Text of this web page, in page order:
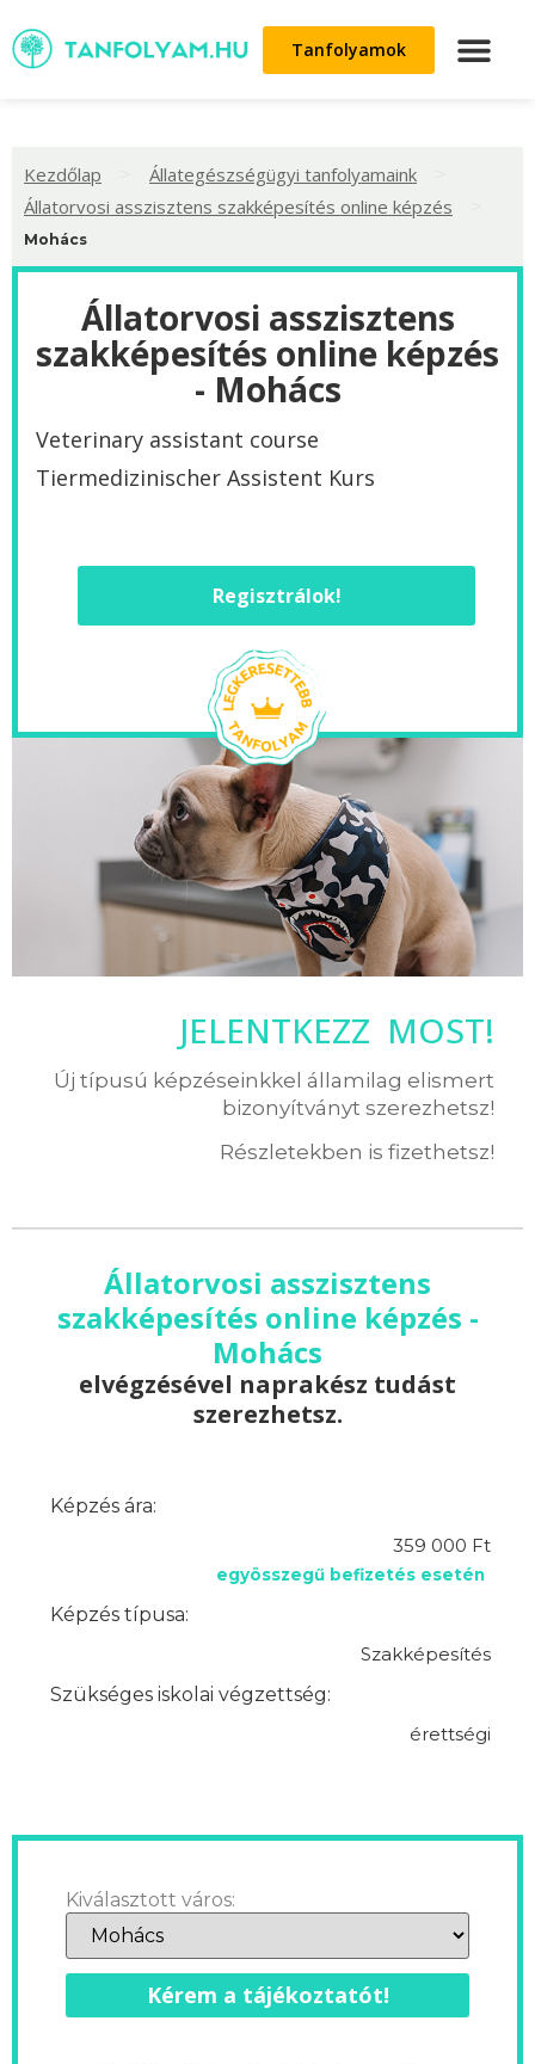
Tanfolyamok
Kezdőlap Állategészségügyi tanfolyamaink
Állatorvosi asszisztens szakképesítés online képzés
Mohács
Állatorvosi asszisztens
szakképesítés online képzés
- Mohács
Veterinary assistant course
Tiermedizinischer Assistent Kurs
Regisztrálok!
JELENTKEZZ MOST!
Új típusú képzéseinkkel államilag elismert
bizonyítványt szerezhetsz!
Részletekben is fizethetsz!
Állatorvosi asszisztens
szakképesítés online képzés -
Mohács
elvégzésével naprakész tudást
szerezhetsz.
Képzés ára:
359 000 Ft
egyösszegű befizetés esetén
Képzés típusa:
Szakképesítés
Szükséges iskolai végzettség:
érettségi
Kiválasztott város:
Kérem a tájékoztatót!